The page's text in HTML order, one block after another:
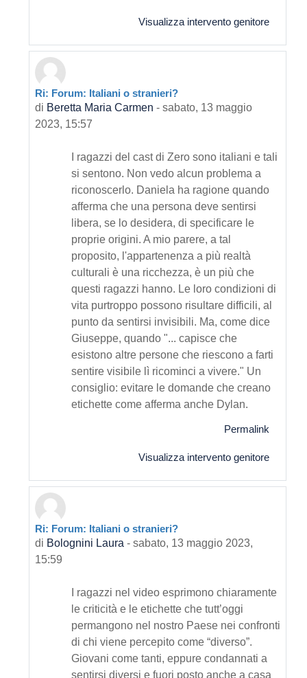
Visualizza intervento genitore
In riposta a Primo intervento
Ri: Forum: Italiani o stranieri?
di Beretta Maria Carmen - sabato, 13 maggio
2023, 15:57
I ragazzi del cast di Zero sono italiani e tali
si sentono. Non vedo alcun problema a
riconoscerlo. Daniela ha ragione quando
afferma che una persona deve sentirsi
libera, se lo desidera, di specificare le
proprie origini. A mio parere, a tal
proposito, l'appartenenza a più realtà
culturali è una ricchezza, è un più che
questi ragazzi hanno. Le loro condizioni di
vita purtroppo possono risultare difficili, al
punto da sentirsi invisibili. Ma, come dice
Giuseppe, quando "... capisce che
esistono altre persone che riescono a farti
sentire visibile lì ricominci a vivere." Un
consiglio: evitare le domande che creano
etichette come afferma anche Dylan.
Permalink
Visualizza intervento genitore
In riposta a Primo intervento
Ri: Forum: Italiani o stranieri?
di Bolognini Laura - sabato, 13 maggio 2023,
15:59
I ragazzi nel video esprimono chiaramente
le criticità e le etichette che tutt’oggi
permangono nel nostro Paese nei confronti
di chi viene percepito come “diverso”.
Giovani come tanti, eppure condannati a
sentirsi diversi e fuori posto anche a casa